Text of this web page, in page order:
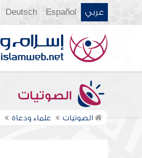
عربي Español
Deutsch
الصوتيات
الصوتيات علماء ودعاة